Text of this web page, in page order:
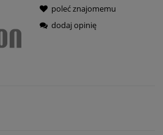
poleć znajomemu
dodaj opinię